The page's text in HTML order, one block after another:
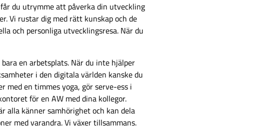
du utrymme att påverka din utveckling
Vi rustar dig med rätt kunskap och de
och personliga utvecklingsresa. När du
en arbetsplats. När du inte hjälper
i den digitala världen kanske du
med en timmes yoga, gör serve-ess i
för en AW med dina kollegor.
alla känner samhörighet och kan dela
med varandra. Vi växer tillsammans.